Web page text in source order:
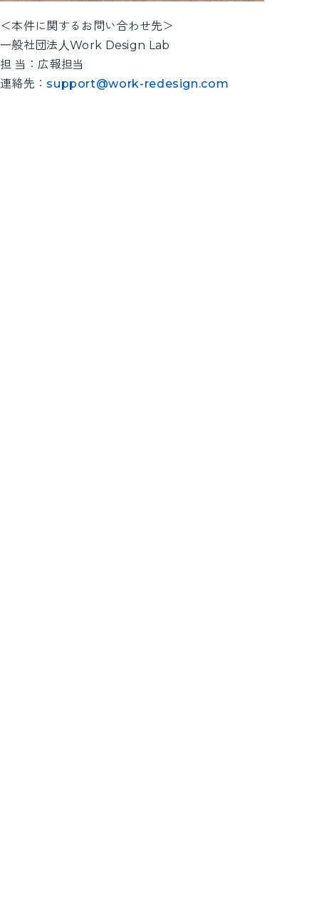
＜本件に関するお問い合わせ先＞
⼀般社団法⼈Work Design Lab
担 当：広報担当
連絡先： support@work-redesign.com